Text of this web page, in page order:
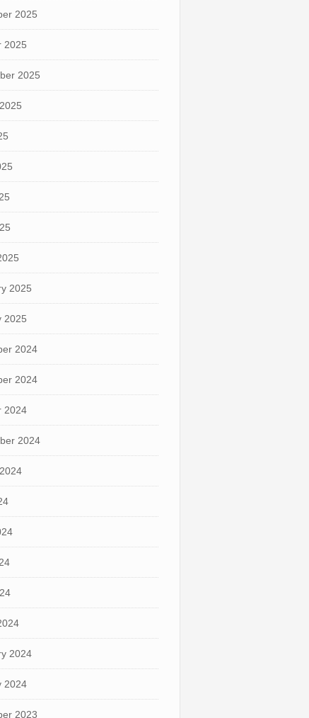
2025
2025
2025
2025
2025
2024
2024
2024
2024
2024
2024
2023